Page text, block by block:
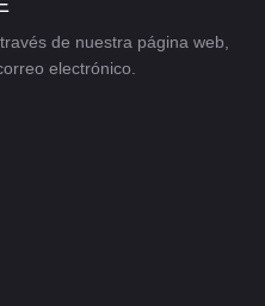
de nuestra página web,
electrónico.